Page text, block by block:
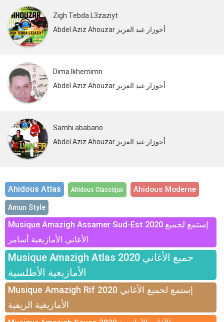
Zigh Tebda L3zaziyt
Abdel Aziz Ahouzar أحوزار عبد العزيز
Dima Ikhemimn
Abdel Aziz Ahouzar أحوزار عبد العزيز
Samhi ababano
Abdel Aziz Ahouzar أحوزار عبد العزيز
Ahidous Atlas Ahidous Classique Ahidous Moderne
Amun Style
Musique Amazigh Assamer Sud-Est 2020 إستمع لجميع
الأغاني الأمازيغية أسامر
Musique Amazigh Atlas 2020 جميع الأغاني
الأمازيغية الأطلسية
Musique Amazigh Rif 2020 إستمع لجميع الأغاني
الأمازيغية الريفية